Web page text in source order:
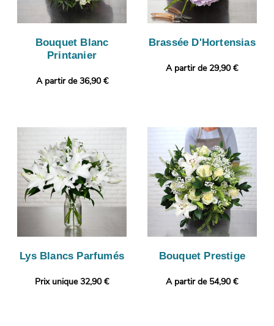
Bouquet Blanc
Printanier
A partir de 36,90 €
Brassée D'Hortensias
A partir de 29,90 €
Lys Blancs Parfumés
Prix unique 32,90 €
Bouquet Prestige
A partir de 54,90 €